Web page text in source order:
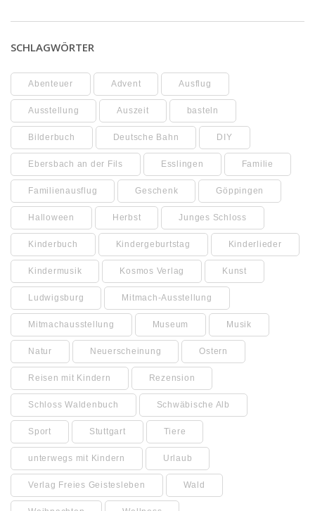
SCHLAGWÖRTER
Abenteuer Advent Ausflug
Ausstellung Auszeit basteln
Bilderbuch Deutsche Bahn DIY
Ebersbach an der Fils Esslingen Familie
Familienausflug Geschenk Göppingen
Halloween Herbst Junges Schloss
Kinderbuch Kindergeburtstag Kinderlieder
Kindermusik Kosmos Verlag Kunst
Ludwigsburg Mitmach-Ausstellung
Mitmachausstellung Museum Musik
Natur Neuerscheinung Ostern
Reisen mit Kindern Rezension
Schloss Waldenbuch Schwäbische Alb
Sport Stuttgart Tiere
unterwegs mit Kindern Urlaub
Verlag Freies Geistesleben Wald